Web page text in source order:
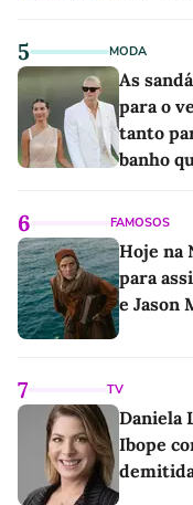
5 MODA
As
para o
tanto
banho
6 FAMOSOS
Hoje na
para
e Jason
7 TV
Daniela
Ibope